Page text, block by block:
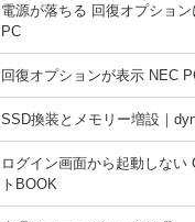
電源が落ちる 回復オプション
PC
回復オプションが表示 NEC
SSD換装とメモリー増設｜
ログイン画面から起動しない
トBOOK